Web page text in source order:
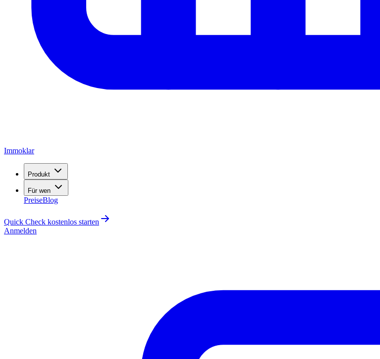
Immoklar
Produkt
Für wen
PreiseBlog
Quick Check kostenlos starten
Anmelden